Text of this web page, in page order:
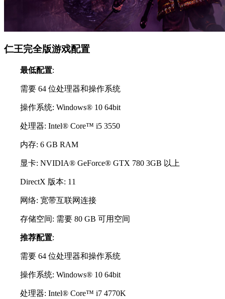
仁王完全版游戏配置
最低配置:
需要 64 位处理器和操作系统
操作系统: Windows® 10 64bit
处理器: Intel® Core™ i5 3550
内存: 6 GB RAM
显卡: NVIDIA® GeForce® GTX 780 3GB 以上
DirectX 版本: 11
网络: 宽带互联网连接
存储空间: 需要 80 GB 可用空间
推荐配置:
需要 64 位处理器和操作系统
操作系统: Windows® 10 64bit
处理器: Intel® Core™ i7 4770K